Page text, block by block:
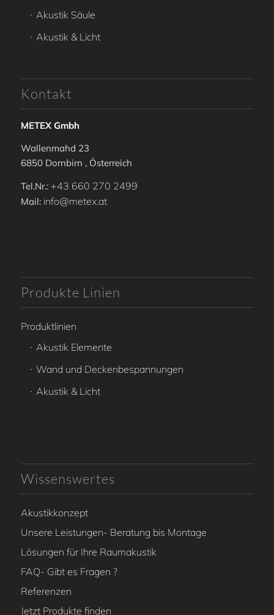
Akustik Säule
Akustik & Licht
Kontakt
METEX Gmbh
Wallenmahd 23
6850 Dornbirn , Österreich
Tel.Nr.: +43 660 270 2499
Mail: info@metex.at
Produkte Linien
Produktlinien
Akustik Elemente
Wand und Deckenbespannungen
Akustik & Licht
Wissenswertes
Akustikkonzept
Unsere Leistungen- Beratung bis Montage
Lösungen für Ihre Raumakustik
FAQ- Gibt es Fragen ?
Referenzen
Jetzt Produkte finden